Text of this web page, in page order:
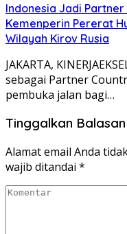
Indonesia Jadi Partner
Kemenperin Pererat
Wilayah Kirov Rusia
JAKARTA,
sebagai Partner
pembuka jalan bagi…
Tinggalkan Balasan
Alamat email Anda
wajib ditandai *